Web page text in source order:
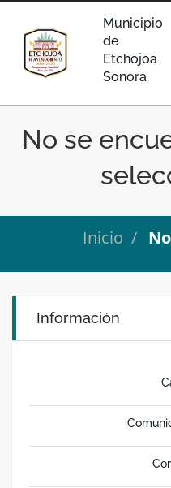
Municipio
de
Etchojoa
Sonora
No se
Inicio
Información